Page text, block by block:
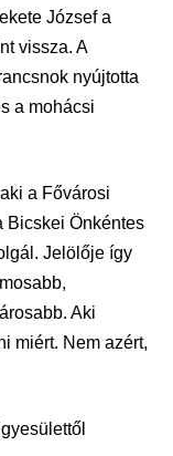
József a
vissza. A
nyújtotta
a mohácsi
a Fővárosi
Bicskei Önkéntes
Jelölője így
Aki
miért. Nem azért,